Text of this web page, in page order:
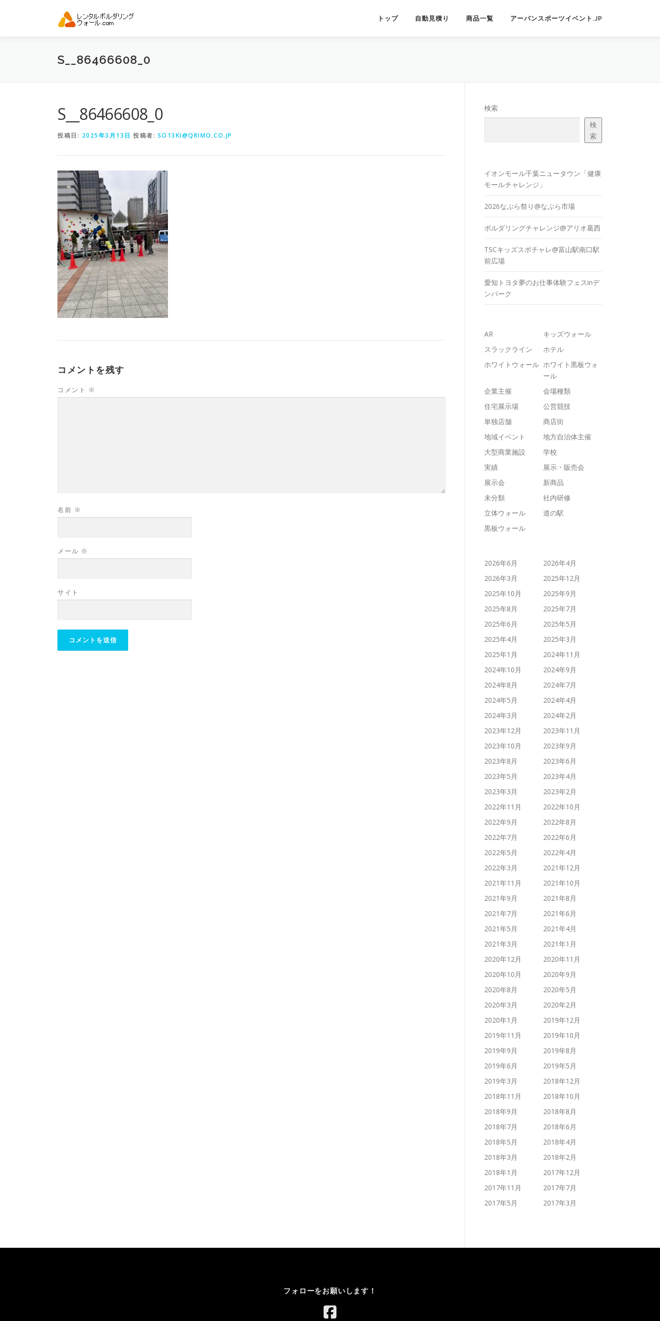
ン
トップ 自動見積り 商品一覧 アーバンスポーツイベント.JP
S__86466608_0
S__86466608_0
投稿日: 2025年3月13日 投稿者: SO13KI@QRIMO.CO.JP
コメントを残す
コメント ※
名前 ※
メール ※
サイト
検索
検
索
イオンモール千葉ニュータウン「健康
モールチャレンジ」
2026なぶら祭り@なぶら市場
ボルダリングチャレンジ@アリオ葛西
TSCキッズスポチャレ@富山駅南口駅
前広場
愛知トヨタ夢のお仕事体験フェスinデ
ンパーク
AR
キッズウォール
スラックライン
ホテル
ホワイトウォール ホワイト黒板ウォ
ール
企業主催
会場種類
住宅展示場
公営競技
単独店舗
商店街
地域イベント
地方自治体主催
大型商業施設
学校
実績
展示・販売会
展示会
新商品
未分類
社内研修
立体ウォール
道の駅
黒板ウォール
2026年6月
2026年4月
2026年3月
2025年12月
2025年10月
2025年9月
2025年8月
2025年7月
2025年6月
2025年5月
2025年4月
2025年3月
2025年1月
2024年11月
2024年10月
2024年9月
2024年8月
2024年7月
2024年5月
2024年4月
2024年3月
2024年2月
2023年12月
2023年11月
2023年10月
2023年9月
2023年8月
2023年6月
2023年5月
2023年4月
2023年3月
2023年2月
2022年11月
2022年10月
2022年9月
2022年8月
2022年7月
2022年6月
2022年5月
2022年4月
2022年3月
2021年12月
2021年11月
2021年10月
2021年9月
2021年8月
2021年7月
2021年6月
2021年5月
2021年4月
2021年3月
2021年1月
2020年12月
2020年11月
2020年10月
2020年9月
2020年8月
2020年5月
2020年3月
2020年2月
2020年1月
2019年12月
2019年11月
2019年10月
2019年9月
2019年8月
2019年6月
2019年5月
2019年3月
2018年12月
2018年11月
2018年10月
2018年9月
2018年8月
2018年7月
2018年6月
2018年5月
2018年4月
2018年3月
2018年2月
2018年1月
2017年12月
2017年11月
2017年7月
2017年5月
2017年3月
フォローをお願いします！